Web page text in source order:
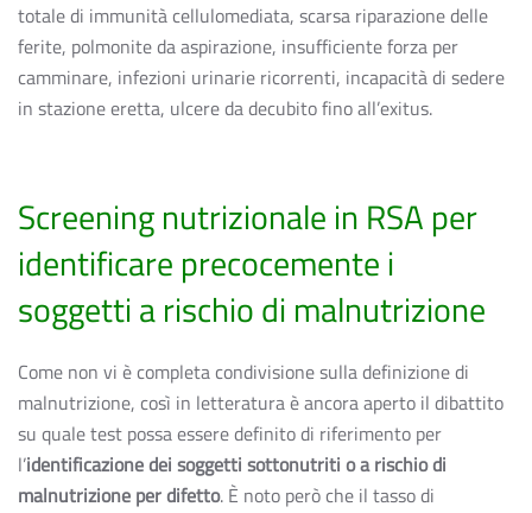
totale di immunità cellulomediata, scarsa riparazione delle
ferite, polmonite da aspirazione, insufficiente forza per
camminare, infezioni urinarie ricorrenti, incapacità di sedere
in stazione eretta, ulcere da decubito fino all’exitus.
Screening nutrizionale in RSA per
identificare precocemente i
soggetti a rischio di malnutrizione
Come non vi è completa condivisione sulla definizione di
malnutrizione, così in letteratura è ancora aperto il dibattito
su quale test possa essere definito di riferimento per
l’identificazione dei soggetti sottonutriti o a rischio di
malnutrizione per difetto. È noto però che il tasso di